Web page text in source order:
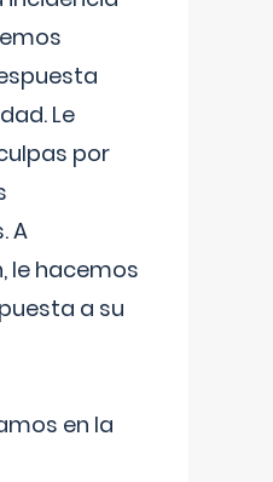
Le
por
A
le hacemos
a su
en la